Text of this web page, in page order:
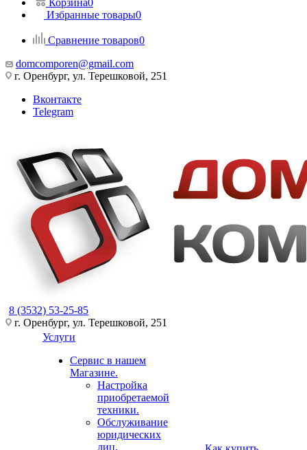
Корзина0
Избранные товары0
Сравнение товаров0
domcomporen@gmail.com
г. Оренбург, ул. Терешковой, 251
Вконтакте
Telegram
8 (3532) 53-25-85
г. Оренбург, ул. Терешковой, 251
Услуги
Сервис в нашем
Магазине.
Настройка
приобретаемой
техники.
Обслуживание
юридических
лиц.